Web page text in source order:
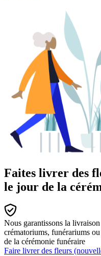
Faites livrer des
le jour de la
Nous garantissons la
crématoriums, funérariums
de la cérémonie funéraire
Faire livrer des fleurs